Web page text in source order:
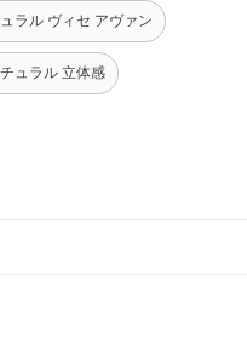
ラル ヴィセ アヴァン
ュラル 立体感